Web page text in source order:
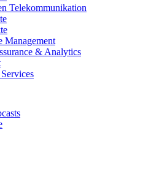
Telekommunikation
Management
& Analytics